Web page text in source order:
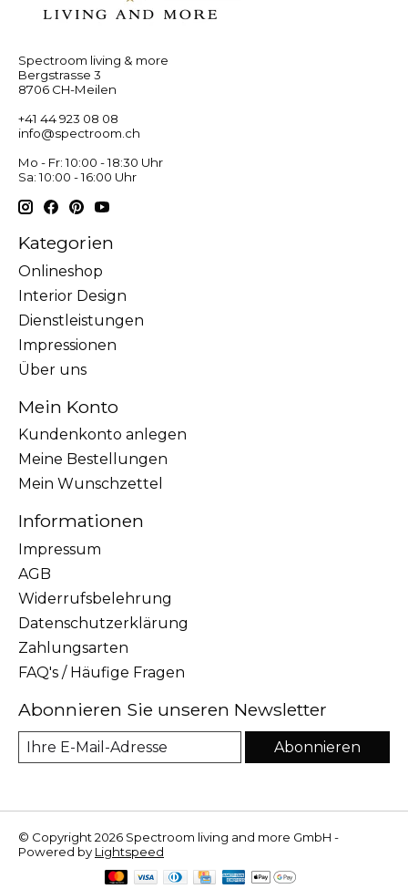
Spectroom living & more
Bergstrasse 3
8706 CH-Meilen
+41 44 923 08 08
info@spectroom.ch
Mo - Fr: 10:00 - 18:30 Uhr
Sa: 10:00 - 16:00 Uhr
Kategorien
Onlineshop
Interior Design
Dienstleistungen
Impressionen
Über uns
Mein Konto
Kundenkonto anlegen
Meine Bestellungen
Mein Wunschzettel
Informationen
Impressum
AGB
Widerrufsbelehrung
Datenschutzerklärung
Zahlungsarten
FAQ's / Häufige Fragen
Abonnieren Sie unseren Newsletter
Abonnieren
© Copyright 2026 Spectroom living and more GmbH -
Powered by Lightspeed